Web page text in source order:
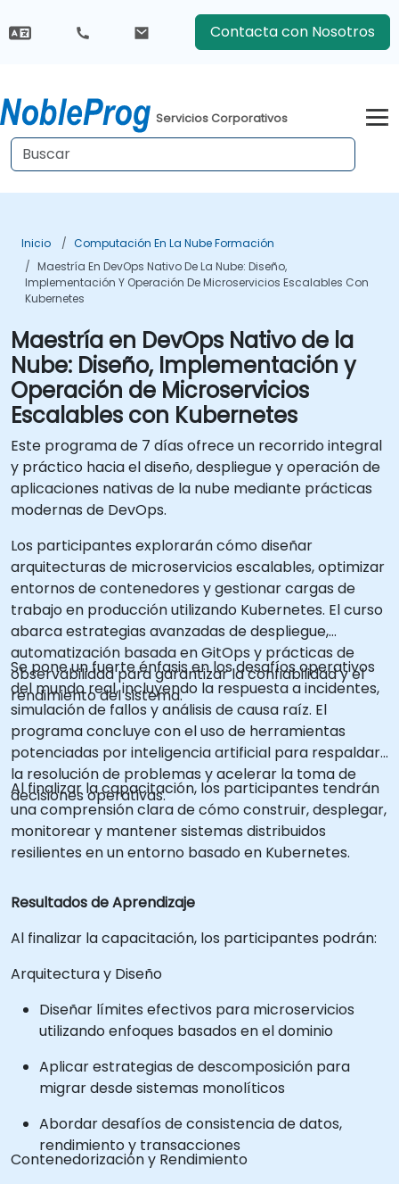
Contacta con Nosotros
Servicios Corporativos
Inicio
Computación En La Nube Formación
Maestría En DevOps Nativo De La Nube: Diseño,
Implementación Y Operación De Microservicios Escalables Con
Kubernetes
Maestría en DevOps Nativo de la
Nube: Diseño, Implementación y
Operación de Microservicios
Escalables con Kubernetes
Este programa de 7 días ofrece un recorrido integral
y práctico hacia el diseño, despliegue y operación de
aplicaciones nativas de la nube mediante prácticas
modernas de DevOps.
Los participantes explorarán cómo diseñar
arquitecturas de microservicios escalables, optimizar
entornos de contenedores y gestionar cargas de
trabajo en producción utilizando Kubernetes. El curso
abarca estrategias avanzadas de despliegue,
automatización basada en GitOps y prácticas de
observabilidad para garantizar la confiabilidad y el
rendimiento del sistema.
Se pone un fuerte énfasis en los desafíos operativos
del mundo real, incluyendo la respuesta a incidentes,
simulación de fallos y análisis de causa raíz. El
programa concluye con el uso de herramientas
potenciadas por inteligencia artificial para respaldar
la resolución de problemas y acelerar la toma de
decisiones operativas.
Al finalizar la capacitación, los participantes tendrán
una comprensión clara de cómo construir, desplegar,
monitorear y mantener sistemas distribuidos
resilientes en un entorno basado en Kubernetes.
Resultados de Aprendizaje
Al finalizar la capacitación, los participantes podrán:
Arquitectura y Diseño
Diseñar límites efectivos para microservicios
utilizando enfoques basados en el dominio
Aplicar estrategias de descomposición para
migrar desde sistemas monolíticos
Abordar desafíos de consistencia de datos,
rendimiento y transacciones
Contenedorización y Rendimiento